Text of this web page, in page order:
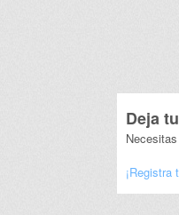
Deja
¡Registra